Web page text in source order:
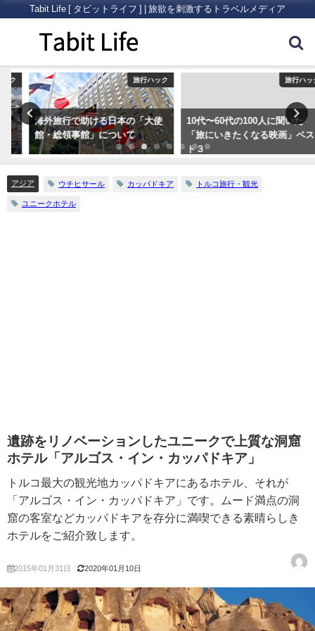
Tabit Life [ タビットライフ ] | 旅欲を刺激するトラベルメディア
旅行ハック
海外旅行で助ける日本の「大使
館・総領事館」について
旅行ハック
10代〜60代の100人に聞いた
「旅にいきたくなる映画」ベス
ト３
アジア ウチヒサール カッパドキア トルコ旅行・観光
ユニークホテル
遺跡をリノベーションしたユニークで上質な洞窟
ホテル「アルゴス・イン・カッパドキア」
トルコ最大の観光地カッパドキアにあるホテル、それが
「アルゴス・イン・カッパドキア」です。ムード満点の洞
窟の客室などカッパドキアを存分に満喫できる素晴らしき
ホテルをご紹介致します。
2015年01月31日 2020年01月10日